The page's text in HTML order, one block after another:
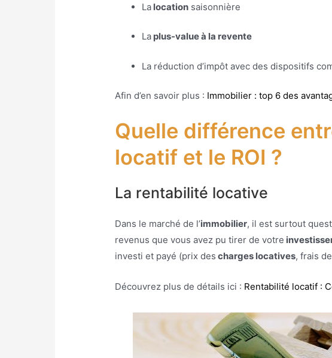
La location saisonnière
La plus-value à la revente
La réduction d’impôt avec des dispositifs
Afin d’en savoir plus : Immobilier : top 6 des
Quelle différence
locatif et le ROI ?
La rentabilité locative
Dans le marché de l’immobilier, il est surtout
revenus que vous avez pu tirer de votre
investi et payé (prix des charges locatives, frais
Découvrez plus de détails ici : Rentabilité locatif :